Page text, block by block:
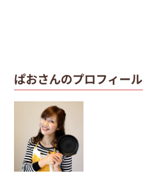
ぱおさんのプロフィール